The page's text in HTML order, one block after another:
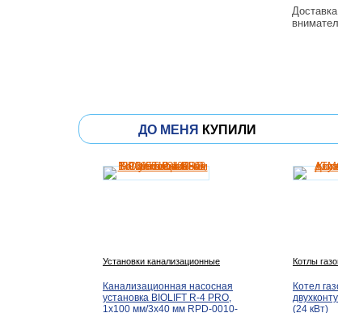
ДО МЕНЯ КУПИЛИ
Установки канализационные
Канализационная насосная
установка BIOLIFT R-4 PRO,
1х100 мм/3х40 мм RPD-0010-
Котлы
Котел
(24 кВт)